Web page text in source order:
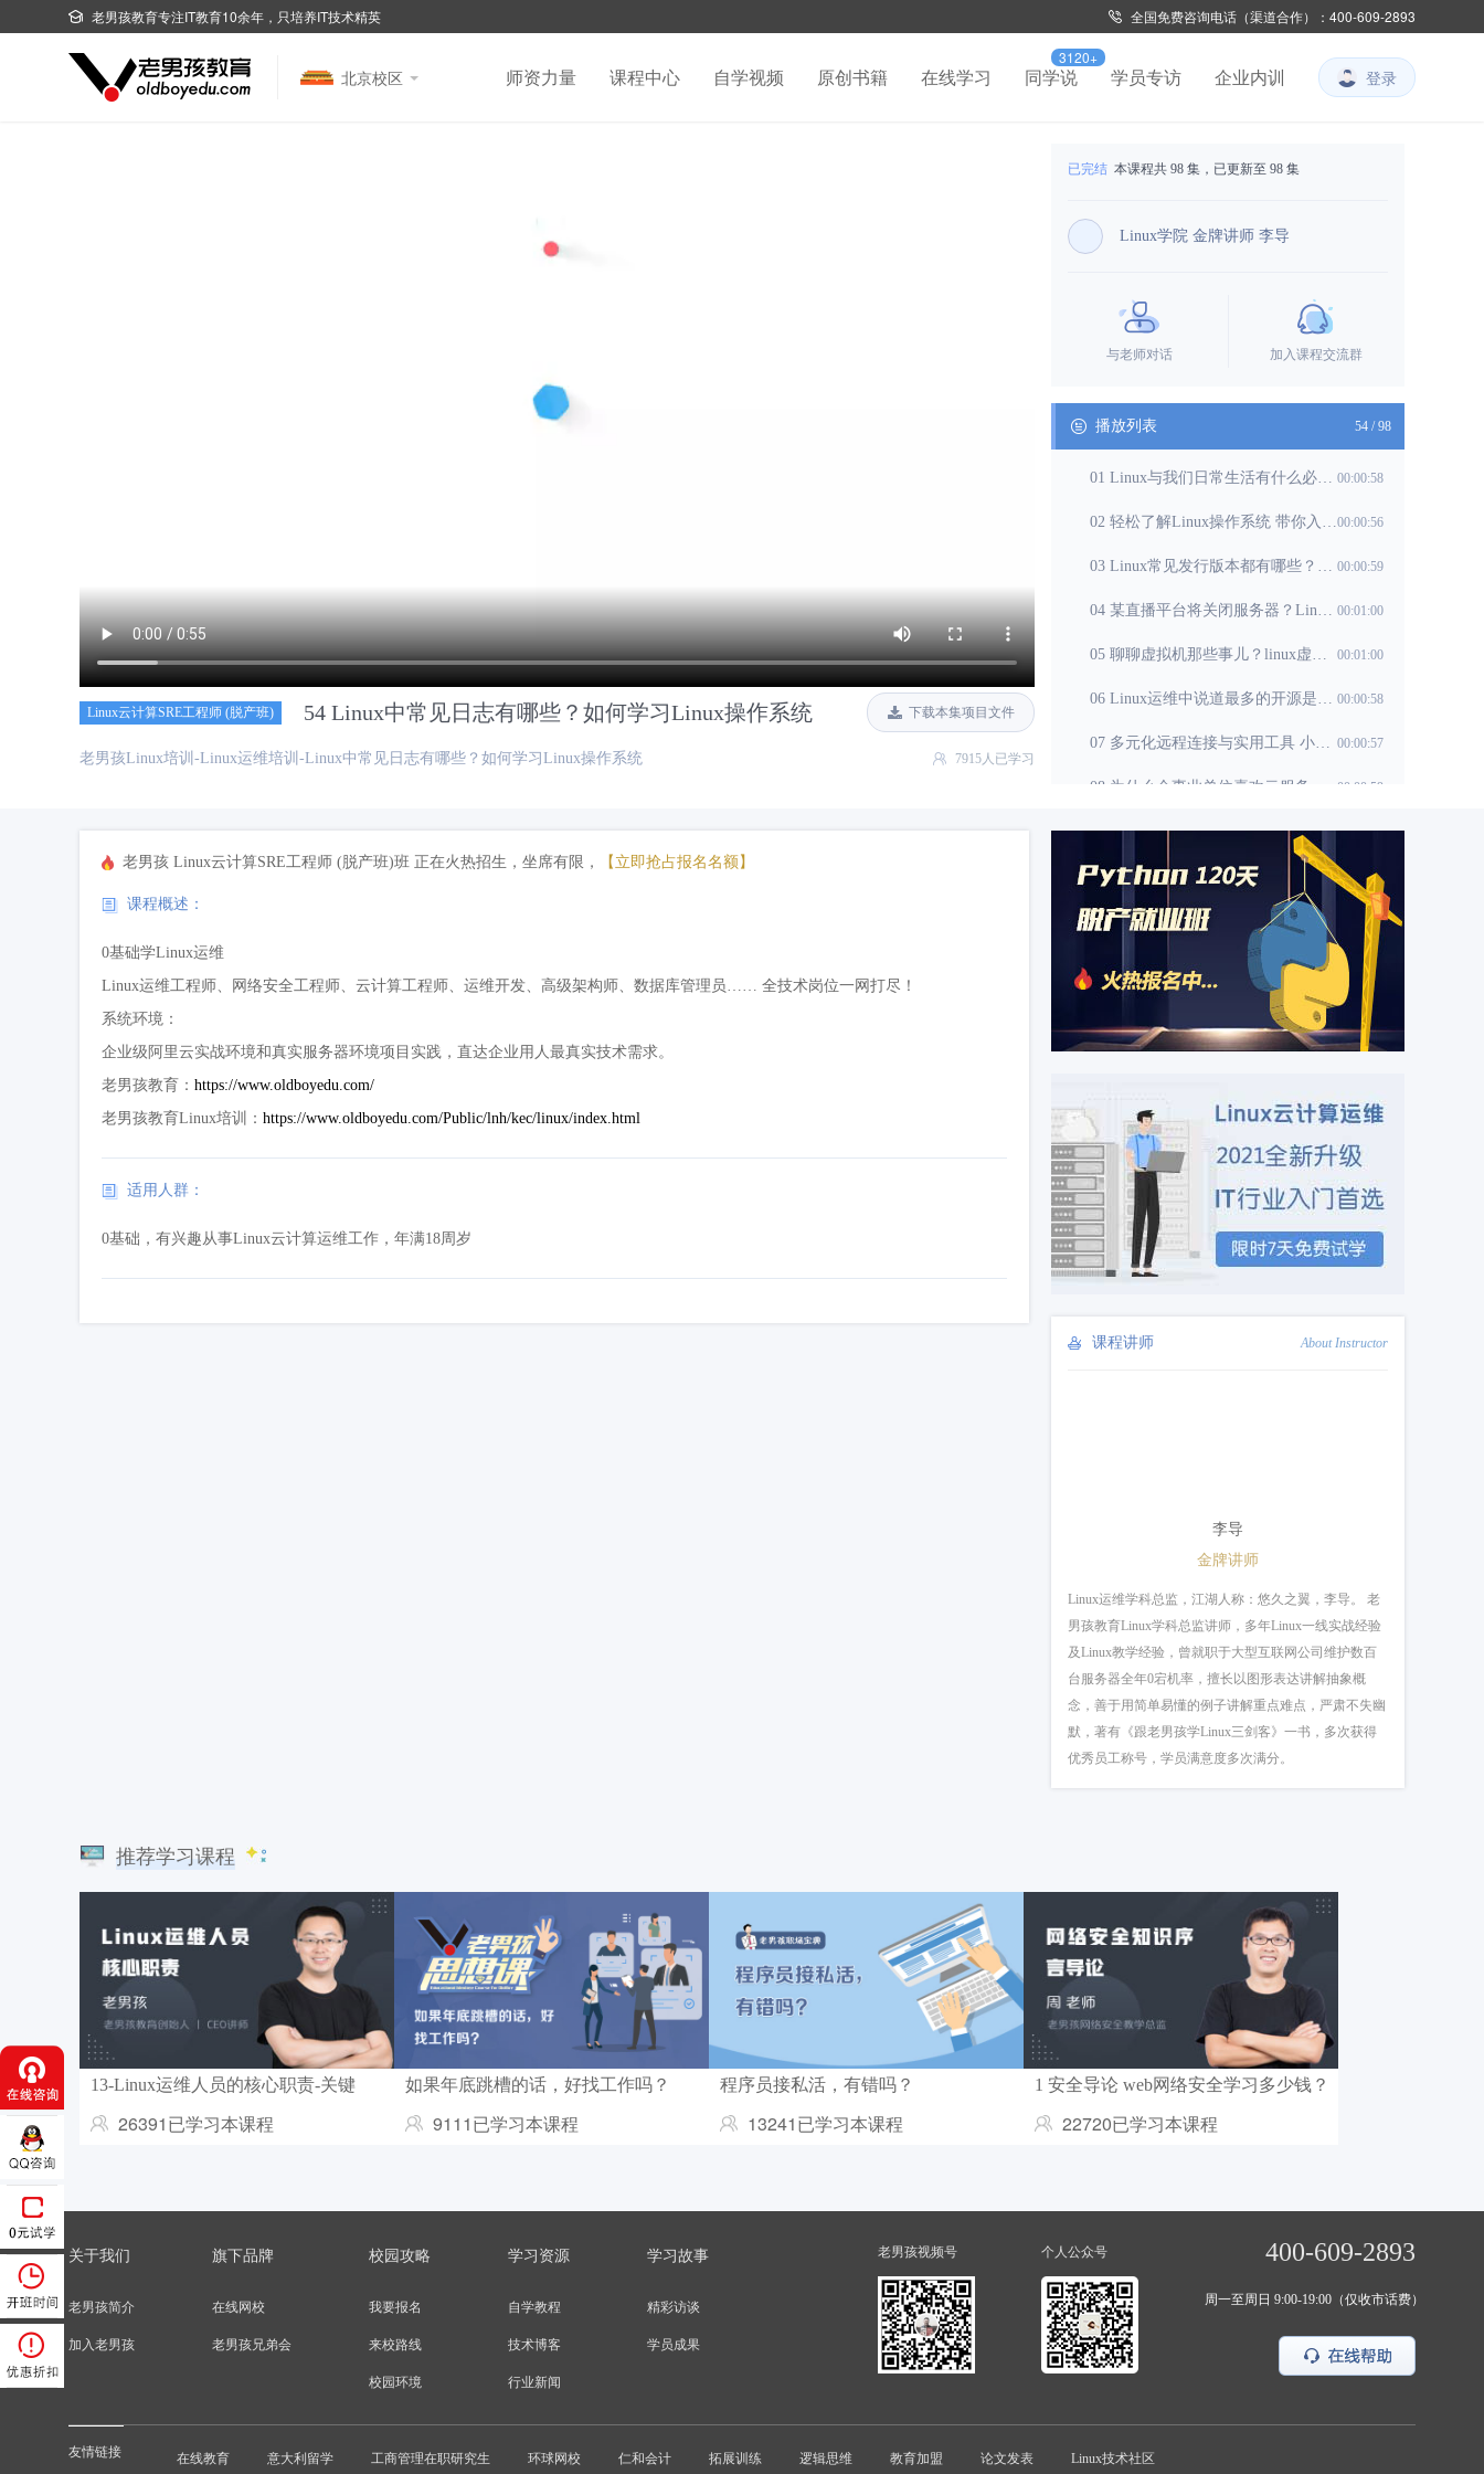
老男孩教育专注IT教育10余年，只培养IT技术精英 全国免费咨询电话（渠道合作）：400-609-2893
北京校区 师资力量 课程中心 自学视频 原创书籍 在线学习 同学说
3120+
学员专访 企业内训 登录
Linux云计算SRE工程师 (脱产班) 54 Linux中常见日志有哪些？如何学习Linux操作系统 下载本集项目文件
老男孩Linux培训-Linux运维培训-Linux中常见日志有哪些？如何学习Linux操作系统 7915人已学习
已完结 本课程共 98 集，已更新至 98 集
Linux学院 金牌讲师 李导
与老师对话 加入课程交流群
播放列表 54 / 98
01 Linux与我们日常生活有什么必然关系？ 00:00:58
02 轻松了解Linux操作系统 带你入门Linux运维学习00:00:56
03 Linux常见发行版本都有哪些？为什么要学linux 00:00:59
04 某直播平台将关闭服务器？Linux服务器好学吗？ 00:01:00
05 聊聊虚拟机那些事儿？linux虚拟机有哪些知识？ 00:01:00
06 Linux运维中说道最多的开源是什么？学习linux编程 00:00:58
07 多元化远程连接与实用工具 小白怎么学习linux？ 00:00:57
00:00:59
09 运维和网管的区别在哪里？Linux运维可以自学吗 00:01:00
10 别人比你快？那是因为你不会Linux命令行使用技巧00:01:00
11 英语不好，0基础能学Linux吗？Linux需要学什么 00:00:59
12 什么是参数呢？linux云计算和运维有什么区别 00:00:58
13 什么是端口？Linux运维培训入门学习教程 00:00:59
14 电脑中的IP地址到底是什么？Linux快速入门学习00:00:59
16 如何提高Linux学习效率？怎样才能学好linux？
17 Linux目录中的文件有什么用途？linux快速学习 00:00:54
18 文件都有什么作用？怎么学习linux操作系统00:00:59
00:01:00
20 Linux目录结构与windows有何区别？linux培训 00:00:53
27 Linux常见运行状态都有哪些？学习linux主要学什么 00:00:52
28 运维职责三大点、四大方向？linux去哪里学比较好 00:00:58
29 Linux编译安装分为哪三部呢？linux系统工程师学习00:00:51
33 Linux用户和用户组有什么关系？Linux系统要学多久 00:00:59
36 Linux常见命令yum源是什么？Linux零基础该怎么学
37 如何正确使用Linux"别名"？学习Linux有什么用 00:01:03
41 文件为什么要打包压缩？入门学习linux 00:00:56
43 Linux文件系统的链接有哪些？Linux用户指南 00:00:52
44 如何创建Linux里的硬链接？学习Linux都学什么 00:00:50
45 Linux时间的分类分别指什么呢？Linux系统学习什么好 00:00:42
老男孩 Linux云计算SRE工程师 (脱产班)班 正在火热招生，坐席有限， 【立即抢占报名名额】
课程概述：
0基础学Linux运维
Linux运维工程师、网络安全工程师、云计算工程师、运维开发、高级架构师、数据库管理员…… 全技术岗位一网打尽！
系统环境：
企业级阿里云实战环境和真实服务器环境项目实践，直达企业用人最真实技术需求。
老男孩教育： https://www.oldboyedu.com/
老男孩教育Linux培训： https://www.oldboyedu.com/Public/lnh/kec/linux/index.html
适用人群：
0基础，有兴趣从事Linux云计算运维工作，年满18周岁
课程讲师 About Instructor
李导
金牌讲师
Linux运维学科总监，江湖人称：悠久之翼，李导。 老
男孩教育Linux学科总监讲师，多年Linux一线实战经验
及Linux教学经验，曾就职于大型互联网公司维护数百
台服务器全年0宕机率，擅长以图形表达讲解抽象概
念，善于用简单易懂的例子讲解重点难点，严肃不失幽
默，著有《跟老男孩学Linux三剑客》一书，多次获得
优秀员工称号，学员满意度多次满分。
推荐学习课程
13-Linux运维人员的核心职责-关键
26391已学习本课程
如果年底跳槽的话，好找工作吗？
9111已学习本课程
程序员接私活，有错吗？
13241已学习本课程
1 安全导论 web网络安全学习多少钱？
22720已学习本课程
关于我们
老男孩简介
加入老男孩
旗下品牌
在线网校
老男孩兄弟会
校园攻略
我要报名
来校路线
校园环境
学习资源
自学教程
技术博客
行业新闻
学习故事
精彩访谈
学员成果
老男孩视频号 个人公众号 400-609-2893
周一至周日 9:00-19:00（仅收市话费）
友情链接 在线教育 意大利留学 工商管理在职研究生 环球网校 仁和会计 拓展训练 逻辑思维 教育加盟 论文发表 Linux技术社区